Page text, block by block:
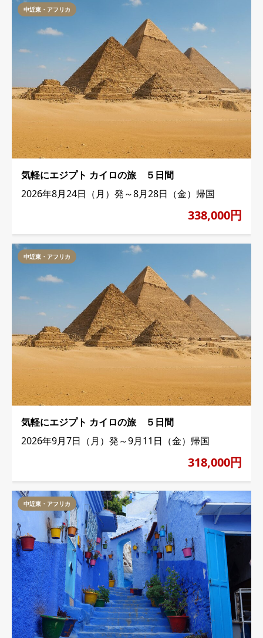
中近東・アフリカ
気軽にエジプト カイロの旅 ５日間
2026年8月24日（月）発～8月28日（金）帰国
338,000円
中近東・アフリカ
気軽にエジプト カイロの旅 ５日間
2026年9月7日（月）発～9月11日（金）帰国
318,000円
中近東・アフリカ